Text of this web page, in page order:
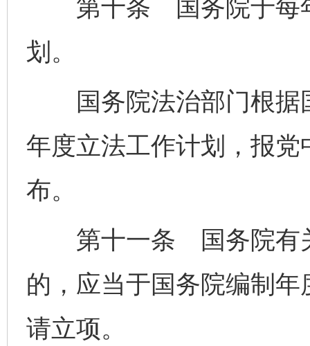
第十条 国务院于每年
划。
国务院法治部门根据
年度立法工作计划，报
布。
第十一条 国务院有关
的，应当于国务院编制
请立项。